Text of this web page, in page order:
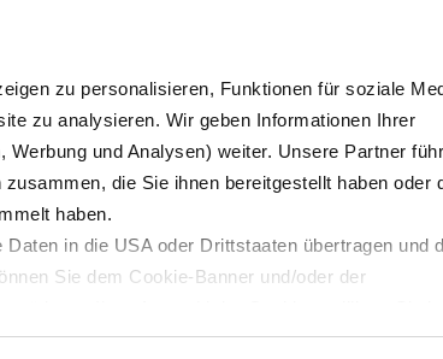
zu personalisieren, Funktionen für soziale
zu analysieren. Wir geben Informationen Ihrer
und Analysen) weiter. Unsere Partner
die Sie ihnen bereitgestellt haben oder
haben.
in die USA oder Drittstaaten übertragen und
Sie dem Cookie-Banner und/oder der
Sie Buttons anklicken, werden Bilder und